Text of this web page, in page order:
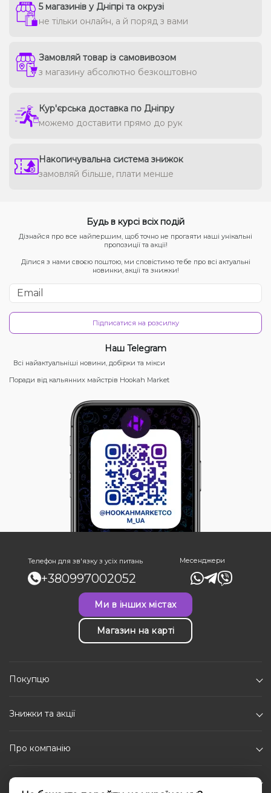
5 магазинів у Дніпрі та окрузі
не тільки онлайн, а й поряд з вами
Замовляй товар із самовивозом
з магазину абсолютно безкоштовно
Кур'єрська доставка по Дніпру
можемо доставити прямо до рук
Накопичувальна система знижок
замовляй більше, плати менше
Будь в курсі всіх подій
Дізнайся про все найпершим, щоб точно не прогаяти наші унікальні
пропозиції та акції!
Ділися з нами своєю поштою, ми сповістимо тебе про всі актуальні
новинки, акції та знижки!
Підписатися на розсилку
Наш Telegram
Всі найактуальніші новини, добірки та мікси
Поради від кальянних майстрів Hookah Market
Телефон для зв'язку з усіх питань
+380997002052
Месенджери
Ми в інших містах
Магазин на карті
Покупцю
Знижки та акції
Про компанію
Каталог